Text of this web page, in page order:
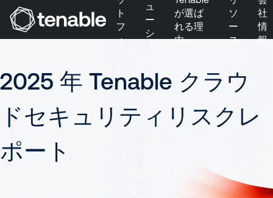
フッターにスキップ
ト
フ
ォ
ュ
ー
シ
が選ば
れる理
由
ソ
ー
ス
社
情
報
Security
2025 年 Tenable クラウ
ドセキュリティリスクレ
ポート